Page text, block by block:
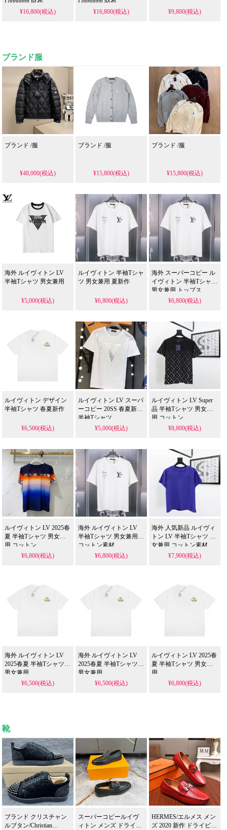
¥16,800(税込)
¥16,800(税込)
¥9,800(税込)
ブランド服
ブランド /服
¥48,000(税込)
ブランド /服
¥15,800(税込)
ブランド /服
¥15,800(税込)
海外 ルイヴィトン LV
半袖Tシャツ 男女兼用
¥5,000(税込)
ルイヴィトン 半袖Tシャ
ツ 男女兼用 夏新作
¥6,800(税込)
海外 スーパーコピー ル
イヴィトン 半袖Tシャツ
男女兼用 トップス
¥6,800(税込)
ルイヴィトン デザイン
半袖Tシャツ 春夏新作
¥6,500(税込)
ルイヴィトン LV スーパ
ーコピー 20SS 春夏新品
半袖Tシャツ
¥5,000(税込)
ルイヴィトン LV Super
品 半袖Tシャツ 男女兼
用 コットン
¥8,800(税込)
ルイヴィトン LV 2025春
夏 半袖Tシャツ 男女兼
用 コットン
¥6,800(税込)
海外 ルイヴィトン LV
半袖Tシャツ 男女兼用
コットン素材
¥6,800(税込)
海外 人気新品 ルイヴィ
トン LV 半袖Tシャツ 男
女兼用 コットン素材
¥7,900(税込)
海外 ルイヴィトン LV
2025春夏 半袖Tシャツ
男女兼用
¥6,500(税込)
海外 ルイヴィトン LV
2025春夏 半袖Tシャツ
男女兼用
¥6,500(税込)
ルイヴィトン LV 2025春
夏 半袖Tシャツ 男女兼
用
¥6,800(税込)
靴
ブランド クリスチャン
ルブタン/Christian
スーパーコピールイヴ
ィトン メンズ ドライビ
HERMES/エルメス メン
ズ 2020 新作 ドライビン